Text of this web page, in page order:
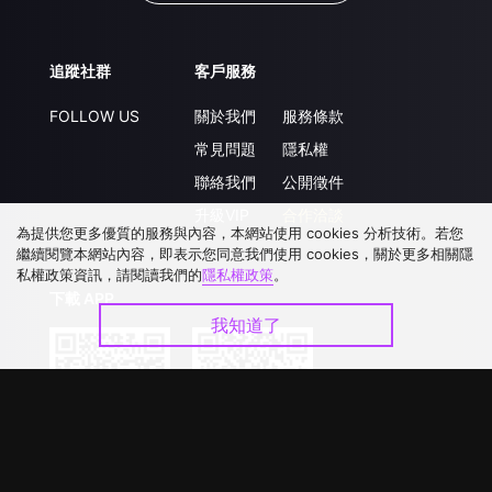
追蹤社群
FOLLOW US
客戶服務
關於我們
常見問題
聯絡我們
服務條款
隱私權
公開徵件
為提供您更多優質的服務與內容，本網站使用 cookies 分析技術。若您
繼續閱覽本網站內容，即表示您同意我們使用 cookies，關於更多相關隱
私權政策資訊，請閱讀我們的隱私權政策。
我知道了